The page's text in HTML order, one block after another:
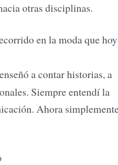
otras disciplinas.
en la moda que hoy
a contar historias, a
Siempre entendí la
Ahora